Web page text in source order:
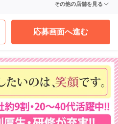
徒歩 4分)
その他の店舗を見る
応募画面へ進む